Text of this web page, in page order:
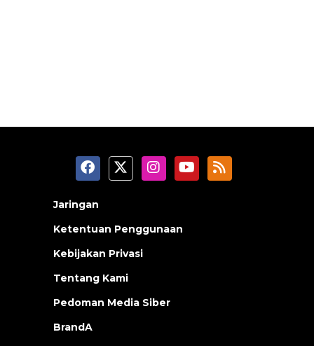
Jaringan
Ketentuan Penggunaan
Kebijakan Privasi
Tentang Kami
Pedoman Media Siber
BrandA